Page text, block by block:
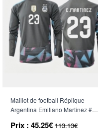
Maillot de football Réplique
Argentina Emiliano Martinez #23
2026 Manche Longue
Prix : 45.25€ 113.13€